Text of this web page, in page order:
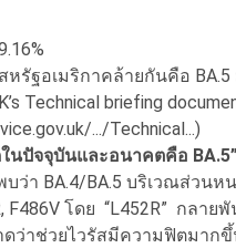
ฐอเมริกาคล้ายกันคือ BA.5
Technical briefing
.../Technical...)
นปัจจุบันและอนาคตคือ BA.5”
า BA.4/BA.5 บริเวณส่วนห
F486V โดย “L452R” กลา
ดว่าช่วยไวรัสมีความฟิตมา